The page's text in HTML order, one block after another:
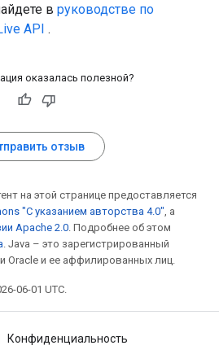
в руководстве по
API .
оказалась полезной?
отзыв
на этой странице предоставляется
"С указанием авторства 4.0" , а
Apache 2.0 . Подробнее об этом
. Java – это зарегистрированный
Oracle и ее аффилированных лиц.
06-01 UTC.
Конфиденциальность